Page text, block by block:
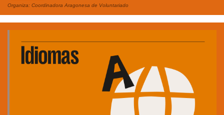
Organiza: Coordinadora Aragonesa de Voluntariado